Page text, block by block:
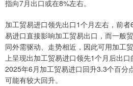
指向7月出口或在8%左右。
加工贸易进口领先出口1个月左右，前
易进口直接影响加工贸易出口，而一般
同外需驱动、走势相近，因此可用加工
上呈现出加工贸易进口领先1个月后出口
2025年6月加工贸易进口回升3.3个百分
可能有较大回升。